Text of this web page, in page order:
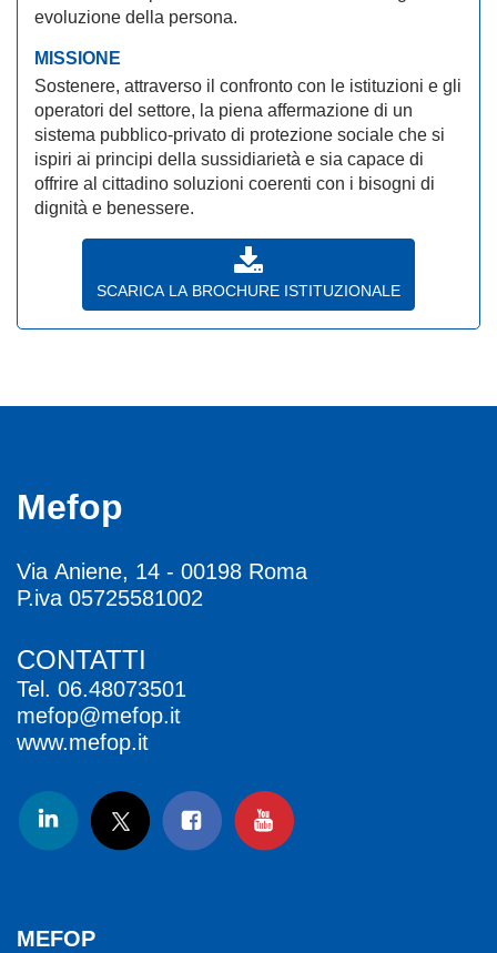
evoluzione della persona.
MISSIONE
Sostenere, attraverso il confronto con le istituzioni e gli
operatori del settore, la piena affermazione di un
sistema pubblico-privato di protezione sociale che si
ispiri ai principi della sussidiarietà e sia capace di
offrire al cittadino soluzioni coerenti con i bisogni di
dignità e benessere.
SCARICA LA BROCHURE ISTITUZIONALE
Mefop
Via Aniene, 14 - 00198 Roma
P.iva 05725581002
CONTATTI
Tel. 06.48073501
mefop@mefop.it
www.mefop.it
MEFOP